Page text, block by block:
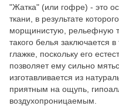
"Жатка" (или гофре) - это
ткани, в результате
морщинистую, рельефную
такого белья заключается
глажке, поскольку его
позволяет ему сильно
изготавливается из
приятным на ощупь,
воздухопроницаемым.